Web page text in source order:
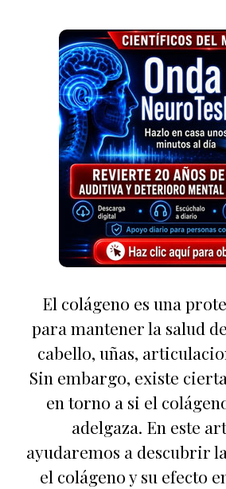
El colágeno es una
para mantener la salud
cabello, uñas,
Sin embargo, existe
en torno a si el
adelgaza. En este
ayudaremos a descubrir
el colágeno y su efecto